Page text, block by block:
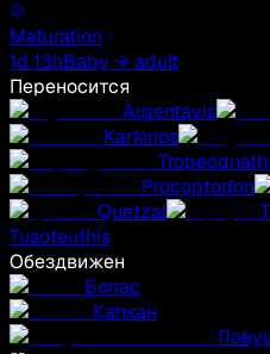
Maturation
1d 13hBaby → adult
Переносится
Argentavis
Karkinos
Procoptodon
Quetzal
Tusoteuthis
Обездвижен
Болас
Капкан